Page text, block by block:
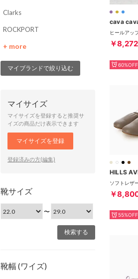
Clarks
ROCKPORT
+ more
マイブランドで絞り込む
マイサイズ
マイサイズを登録すると推奨サ
イズの商品だけ表示できます
マイサイズを登録
登録済みの方(編集)
靴サイズ
〜
靴幅 (ワイズ)
cava
￥8,272
60%OFF
HILLS
￥
55%OFF